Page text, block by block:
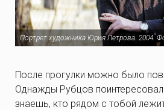
Портрет художника Юрия Петрова. 2004.
После прогулки можно было
Однажды Рубцов
знаешь, кто рядом с тобой